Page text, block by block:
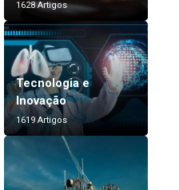
1628 Artigos
Tecnologia e
Inovação
1619 Artigos